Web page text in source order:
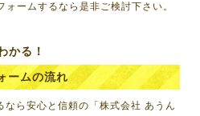
ォームするなら是非ご検討下さい。
かる！
ームの流れ
なら安心と信頼の「株式会社 あうん